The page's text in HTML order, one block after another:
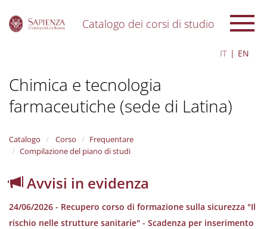
Catalogo dei corsi di studio
IT EN
Chimica e tecnologia
farmaceutiche (sede di Latina)
Catalogo Corso
Frequentare
Compilazione del piano di studi
Avvisi in evidenza
24/06/2026 - Recupero corso di formazione sulla sicurezza "Il
rischio nelle strutture sanitarie" - Scadenza per inserimento